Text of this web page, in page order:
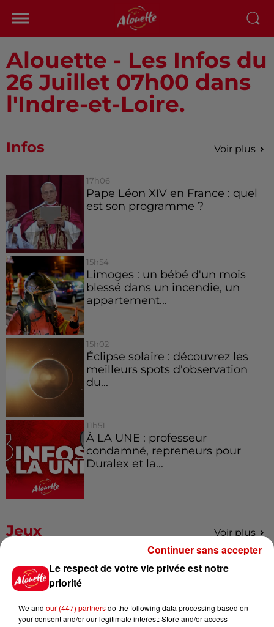
Alouette - Les Infos du
26 Juillet 07h00 dans
l'Indre-et-Loire.
Infos Voir plus
17h06
Pape Léon XIV en France : quel
est son programme ?
15h54
Limoges : un bébé d'un mois
blessé dans un incendie, un
appartement...
15h02
Éclipse solaire : découvrez les
meilleurs spots d'observation
du...
11h51
À LA UNE : professeur
condamné, repreneurs pour
Duralex et la...
Jeux Voir plus
Gagnez vos places pour le
Festival du Roi Arthur 2026 !
Le respect de votre vie privée est notre
priorité
We and our (447) partnersdo the following data processing based on
your consent and/or our legitimate interest: Store and/or access
Continuer sans accepter